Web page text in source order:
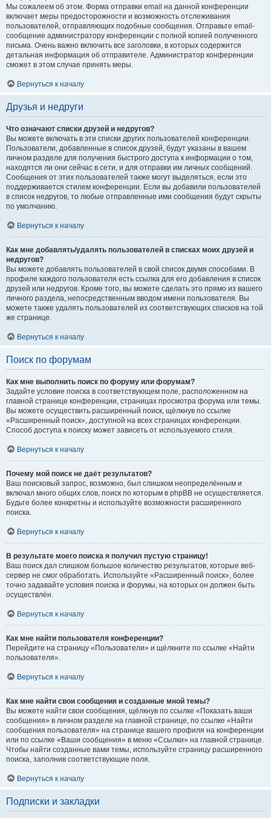
Мы сожалеем об этом. Форма отправки email на данной конференции
включает меры предосторожности и возможность отслеживания
пользователей, отправляющих подобные сообщения. Отправьте email-
сообщение администратору конференции с полной копией полученного
письма. Очень важно включить все заголовки, в которых содержится
детальная информация об отправителе. Администратор конференции
сможет в этом случае принять меры.
Вернуться к началу
Друзья и недруги
Что означают списки друзей и недругов?
Вы можете включать в эти списки других пользователей конференции.
Пользователи, добавленные в список друзей, будут указаны в вашем
личном разделе для получения быстрого доступа к информации о том,
находятся ли они сейчас в сети, и для отправки им личных сообщений.
Сообщения от этих пользователей также могут выделяться, если это
поддерживается стилем конференции. Если вы добавили пользователей
в список недругов, то любые отправленные ими сообщения будут скрыты
по умолчанию.
Вернуться к началу
Как мне добавлять/удалять пользователей в списках моих друзей и
недругов?
Вы можете добавлять пользователей в свой список двумя способами. В
профиле каждого пользователя есть ссылка для его добавления в список
друзей или недругов. Кроме того, вы можете сделать это прямо из вашего
личного раздела, непосредственным вводом имени пользователя. Вы
можете также удалять пользователей из соответствующих списков на той
же странице.
Вернуться к началу
Поиск по форумам
Как мне выполнить поиск по форуму или форумам?
Задайте условие поиска в соответствующем поле, расположенном на
главной странице конференции, страницах просмотра форума или темы.
Вы можете осуществить расширенный поиск, щёлкнув по ссылке
«Расширенный поиск», доступной на всех страницах конференции.
Способ доступа к поиску может зависеть от используемого стиля.
Вернуться к началу
Почему мой поиск не даёт результатов?
Ваш поисковый запрос, возможно, был слишком неопределённым и
включал много общих слов, поиск по которым в phpBB не осуществляется.
Будьте более конкретны и используйте возможности расширенного
поиска.
Вернуться к началу
В результате моего поиска я получил пустую страницу!
Ваш поиск дал слишком большое количество результатов, которые веб-
сервер не смог обработать. Используйте «Расширенный поиск», более
точно задавайте условия поиска и форумы, на которых он должен быть
осуществлён.
Вернуться к началу
Как мне найти пользователя конференции?
Перейдите на страницу «Пользователи» и щёлкните по ссылке «Найти
пользователя».
Вернуться к началу
Как мне найти свои сообщения и созданные мной темы?
Вы можете найти свои сообщения, щёлкнув по ссылке «Показать ваши
сообщения» в личном разделе на главной странице, по ссылке «Найти
сообщения пользователя» на странице вашего профиля на конференции
или по ссылке «Ваши сообщения» в меню «Ссылки» на главной странице.
Чтобы найти созданные вами темы, используйте страницу расширенного
поиска, заполнив соответствующие поля.
Вернуться к началу
Подписки и закладки